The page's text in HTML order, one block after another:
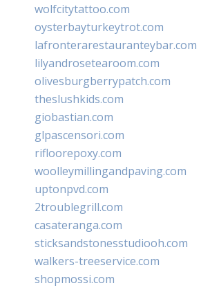
wolfcitytattoo.com
oysterbayturkeytrot.com
lafronterarestauranteybar.com
lilyandrosetearoom.com
olivesburgberrypatch.com
theslushkids.com
giobastian.com
glpascensori.com
rifloorepoxy.com
woolleymillingandpaving.com
uptonpvd.com
2troublegrill.com
casateranga.com
sticksandstonesstudiooh.com
walkers-treeservice.com
shopmossi.com